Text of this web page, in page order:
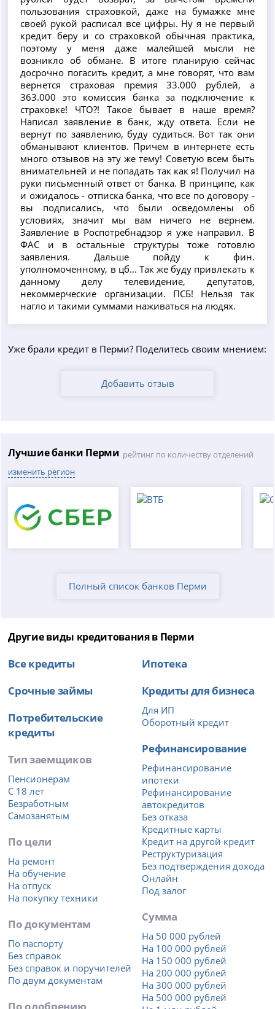
пользования страховкой, даже на бумажке мне
своей рукой расписал все цифры. Ну я не первый
кредит беру и со страховкой обычная практика,
поэтому у меня даже малейшей мысли не
возникло об обмане. В итоге планирую сейчас
досрочно погасить кредит, а мне говорят, что вам
вернется страховая премия 33.000 рублей, а
363.000 это комиссия банка за подключение к
страховке! ЧТО?! Такое бывает в наше время?
Написал заявление в банк, жду ответа. Если не
вернут по заявлению, буду судиться. Вот так они
обманывают клиентов. Причем в интернете есть
много отзывов на эту же тему! Советую всем быть
внимательней и не попадать так как я! Получил на
руки письменный ответ от банка. В принципе, как
и ожидалось - отписка банка, что все по договору -
вы подписались, что были осведомлены об
условиях, значит мы вам ничего не вернем.
Заявление в Роспотребнадзор я уже направил. В
ФАС и в остальные структуры тоже готовлю
заявления. Дальше пойду к фин.
уполномоченному, в цб... Так же буду привлекать к
данному делу телевидение, депутатов,
некоммерческие организации. ПСБ! Нельзя так
нагло и такими суммами наживаться на людях.
Уже брали кредит в Перми? Поделитесь своим мнением:
Добавить отзыв
Лучшие банки Перми рейтинг по количеству отделений
изменить регион
Полный список банков Перми
Другие виды кредитования в Перми
Все кредиты
Срочные займы
Потребительские
кредиты
Тип заемщиков
Пенсионерам
С 18 лет
Безработным
Самозанятым
По цели
На ремонт
На обучение
На отпуск
На покупку техники
По документам
По паспорту
Без справок
Без справок и поручителей
По двум документам
Ипотека
Кредиты для бизнеса
Для ИП
Оборотный кредит
Рефинансирование
Рефинансирование
ипотеки
Рефинансирование
автокредитов
Без отказа
Кредитные карты
Кредит на другой кредит
Реструктуризация
Без подтверждения дохода
Онлайн
Под залог
Сумма
На 50 000 рублей
На 100 000 рублей
На 150 000 рублей
На 200 000 рублей
На 300 000 рублей
На 500 000 рублей